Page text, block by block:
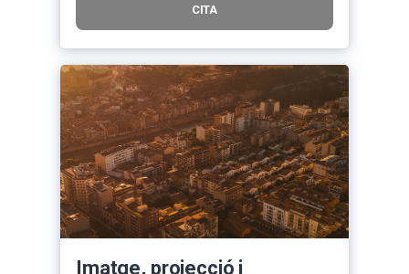
CITA
Imatge, projecció i